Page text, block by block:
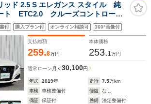
ド 2.5 S エレガンス スタイル 純
ト ETC2.0 クルーズコントロー
シスト 衝突軽減 BSM クリアラ
パーキングアシスト オートハイビ
スイッチ
付 購入プラン付 オンライン相談可 360°画像付
支払総額
259.8万円
本体価格
253. 1万円
通常ローン 月々30,100円
年式 2019年 走行 7.5万km
車検
車検整備付 修復
なし
保証
保証付 整備
法定整備付